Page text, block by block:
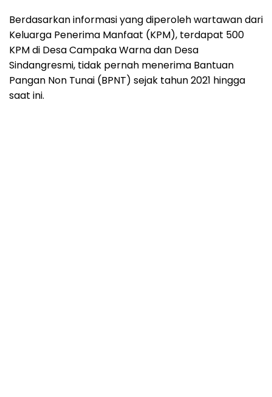
Berdasarkan informasi yang diperoleh wartawan dari
Keluarga Penerima Manfaat (KPM), terdapat 500
KPM di Desa Campaka Warna dan Desa
Sindangresmi, tidak pernah menerima Bantuan
Pangan Non Tunai (BPNT) sejak tahun 2021 hingga
saat ini.